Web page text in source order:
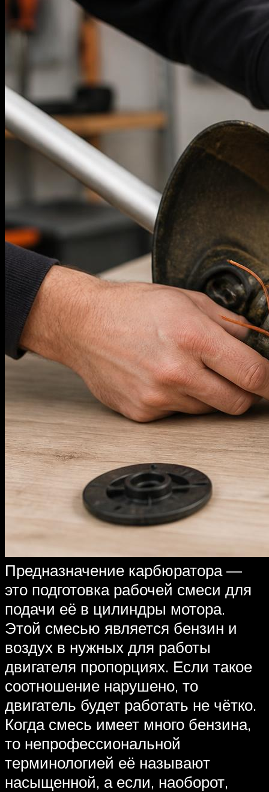
Предназначение карбюратора —
это подготовка рабочей смеси для
подачи её в цилиндры мотора.
Этой смесью является бензин и
воздух в нужных для работы
двигателя пропорциях. Если такое
соотношение нарушено, то
двигатель будет работать не чётко.
Когда смесь имеет много бензина,
то непрофессиональной
терминологией её называют
насыщенной, а если, наоборот,